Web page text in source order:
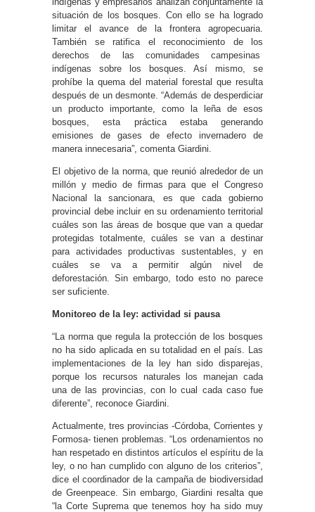
situación de los bosques. Con ello se ha logrado
limitar el avance de la frontera agropecuaria.
También se ratifica el reconocimiento de los
derechos de las comunidades campesinas
indígenas sobre los bosques. Así mismo, se
prohíbe la quema del material forestal que resulta
después de un desmonte. “Además de desperdiciar
un producto importante, como la leña de esos
bosques, esta práctica estaba generando
emisiones de gases de efecto invernadero de
manera innecesaria”, comenta Giardini.
El objetivo de la norma, que reunió alrededor de un
millón y medio de firmas para que el Congreso
Nacional la sancionara, es que cada gobierno
provincial debe incluir en su ordenamiento territorial
cuáles son las áreas de bosque que van a quedar
protegidas totalmente, cuáles se van a destinar
para actividades productivas sustentables, y en
cuáles se va a permitir algún nivel de
deforestación. Sin embargo, todo esto no parece
ser suficiente.
Monitoreo de la ley: actividad si pausa
“La norma que regula la protección de los bosques
no ha sido aplicada en su totalidad en el país. Las
implementaciones de la ley han sido disparejas,
porque los recursos naturales los manejan cada
una de las provincias, con lo cual cada caso fue
diferente”, reconoce Giardini.
Actualmente, tres provincias -Córdoba, Corrientes y
Formosa- tienen problemas. “Los ordenamientos no
han respetado en distintos artículos el espíritu de la
ley, o no han cumplido con alguno de los criterios”,
dice el coordinador de la campaña de biodiversidad
de Greenpeace. Sin embargo, Giardini resalta que
“la Corte Suprema que tenemos hoy ha sido muy